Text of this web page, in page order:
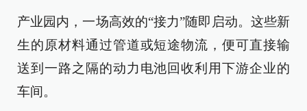
产业园内，一场高效的“接力”随即启动。这些新
生的原材料通过管道或短途物流，便可直接输
送到一路之隔的动力电池回收利用下游企业的
车间。